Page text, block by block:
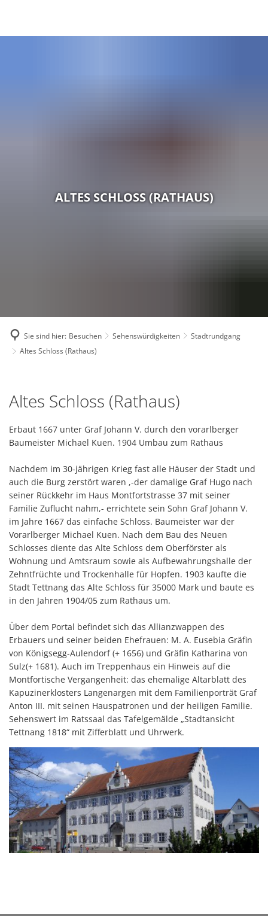
ALTES SCHLOSS (RATHAUS)
Sie sind hier: Besuchen Sehenswürdigkeiten
Stadtrundgang
Altes Schloss (Rathaus)
Schloss
(Rathaus)
Altes Schloss (Rathaus)
Erbaut 1667 unter Graf Johann V. durch den vorarlberger
Baumeister Michael Kuen. 1904 Umbau zum Rathaus
Nachdem im 30-jährigen Krieg fast alle Häuser der Stadt und
auch die Burg zerstört waren ,-der damalige Graf Hugo nach
seiner Rückkehr im Haus Montfortstrasse 37 mit seiner
Familie Zuflucht nahm,- errichtete sein Sohn Graf Johann V.
im Jahre 1667 das einfache Schloss. Baumeister war der
Vorarlberger Michael Kuen. Nach dem Bau des Neuen
Schlosses diente das Alte Schloss dem Oberförster als
Wohnung und Amtsraum sowie als Aufbewahrungshalle der
Zehntfrüchte und Trockenhalle für Hopfen. 1903 kaufte die
Stadt Tettnang das Alte Schloss für 35000 Mark und baute es
in den Jahren 1904/05 zum Rathaus um.
Über dem Portal befindet sich das Allianzwappen des
Erbauers und seiner beiden Ehefrauen: M. A. Eusebia Gräfin
von Königsegg-Aulendorf (+ 1656) und Gräfin Katharina von
Sulz(+ 1681). Auch im Treppenhaus ein Hinweis auf die
Montfortische Vergangenheit: das ehemalige Altarblatt des
Kapuzinerklosters Langenargen mit dem Familienporträt Graf
Anton III. mit seinen Hauspatronen und der heiligen Familie.
Sehenswert im Ratssaal das Tafelgemälde „Stadtansicht
Tettnang 1818“ mit Zifferblatt und Uhrwerk.